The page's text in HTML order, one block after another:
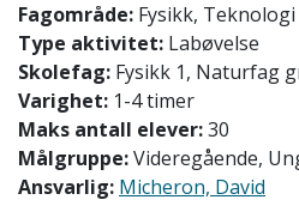
Fagområde: Fysikk, Teknologi
Type aktivitet: Labøvelse
Skolefag: Fysikk 1, Naturfag
Varighet: 1-4 timer
Maks antall elever:30
Målgruppe:Videregående,
Ansvarlig: Micheron, David